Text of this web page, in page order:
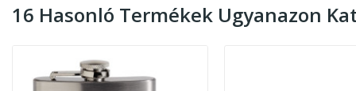
16 Hasonló Termékek Ugyanazon